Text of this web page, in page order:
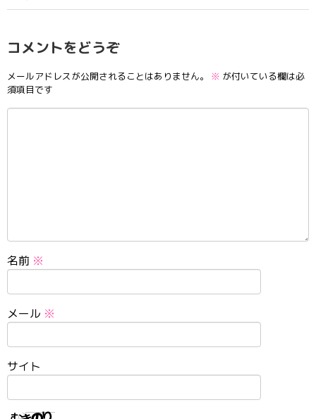
コメントをどうぞ
メールアドレスが公開されることはありません。 ※ が付いている欄は必
須項目です
名前 ※
メール ※
サイト